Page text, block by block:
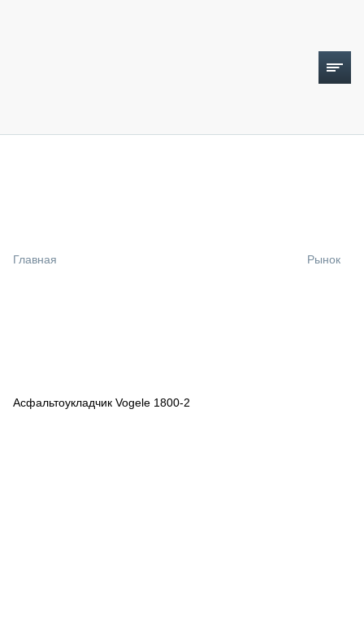
СПЕЦПРОЕКТЫ
Главная Рынок
Асфальтоукладчик Vogele 1800-2